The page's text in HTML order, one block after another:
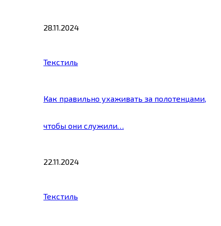
28.11.2024
Текстиль
Как правильно ухаживать за полотенцами,
чтобы они служили…
22.11.2024
Текстиль